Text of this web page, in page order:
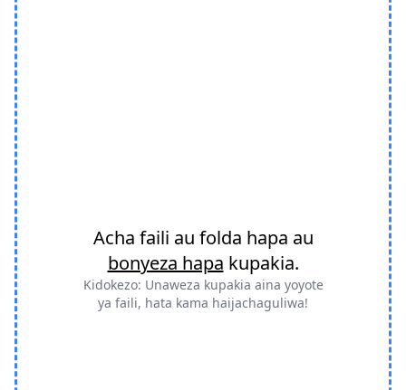
Acha faili au folda hapa au
bonyeza hapa kupakia.
Kidokezo: Unaweza kupakia aina yoyote
ya faili, hata kama haijachaguliwa!